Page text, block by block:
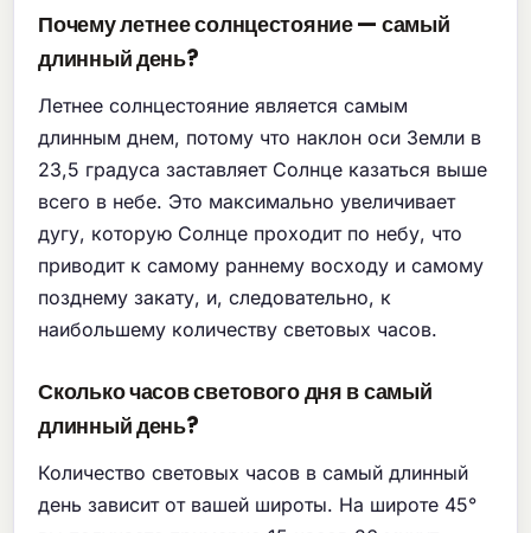
Почему летнее солнцестояние — самый
длинный день?
Летнее солнцестояние является самым
длинным днем, потому что наклон оси Земли в
23,5 градуса заставляет Солнце казаться выше
всего в небе. Это максимально увеличивает
дугу, которую Солнце проходит по небу, что
приводит к самому раннему восходу и самому
позднему закату, и, следовательно, к
наибольшему количеству световых часов.
Сколько часов светового дня в самый
длинный день?
Количество световых часов в самый длинный
день зависит от вашей широты. На широте 45°